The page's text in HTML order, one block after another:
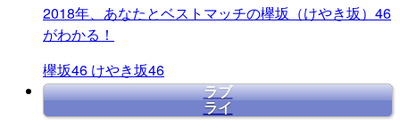
2018年、あなたとベストマッチの欅坂（けやき坂）46
がわかる！
欅坂46 けやき坂46
ラブ
ライ